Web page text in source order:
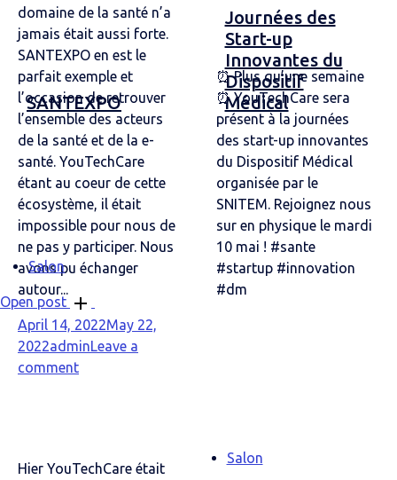
SANTEXPO
domaine de la santé n’a
jamais était aussi forte.
SANTEXPO en est le
parfait exemple et
l’occasion de retrouver
l’ensemble des acteurs
de la santé et de la e-
santé. YouTechCare
étant au coeur de cette
écosystème, il était
impossible pour nous de
ne pas y participer. Nous
avons pu échanger
autour...
Journées des
Start-up
Innovantes du
Dispositif
Médical
⏰ Plus qu’une semaine
⏰ YouTechCare sera
présent à la journées
des start-up innovantes
du Dispositif Médical
organisée par le
SNITEM. Rejoignez nous
sur en physique le mardi
10 mai ! #sante
#startup #innovation
#dm
Salon
Open post
April 14, 2022May 22,
2022adminLeave a
comment
Hier YouTechCare était
Salon